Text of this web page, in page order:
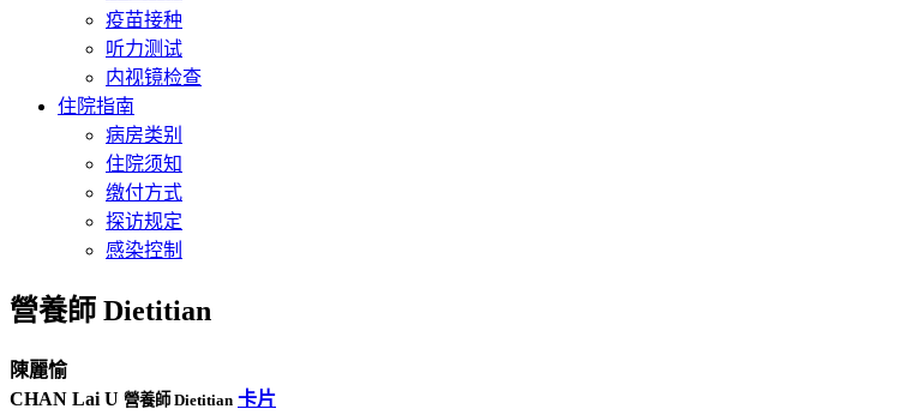
疫苗接种
听力测试
内视镜检查
住院指南
病房类别
住院须知
缴付方式
探访规定
感染控制
營養師 Dietitian
陳麗愉
CHAN Lai U 營養師 Dietitian 卡片